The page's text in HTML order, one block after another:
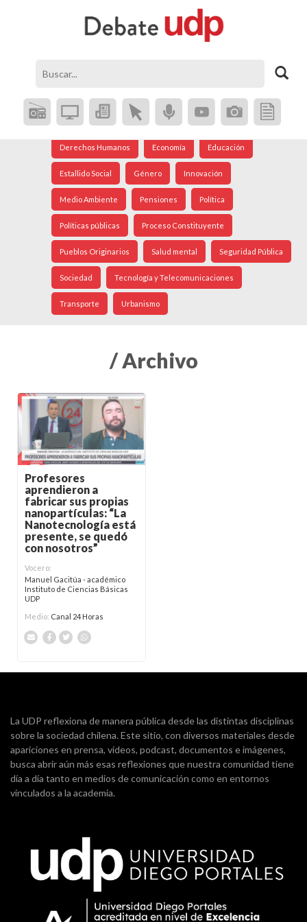
Coronavirus Crisis Social Democracia
Derechos Humanos Economía Educación
Estallido Social Género Innovación
Medio Ambiente Pensiones Política
Políticas públicas Proceso Constituyente
Pueblos Originarios Salud mental Seguridad Pública
Sociedad Tecnología y Telecomunicaciones
Transporte Urbanismo
/ Archivo
Profesores
aprendieron a
fabricar sus propias
nanopartículas: “La
Nanotecnología está
presente, se quedó
con nosotros”
Vocero:
Manuel Gacitúa - académico
Instituto de Ciencias Básicas
UDP
Medio: Canal 24 Horas
La UDP reflexiona de manera pública desde las distintas disciplinas
sobre la sociedad chilena. Este sitio, con diversos materiales desde
apariciones en prensa, videos, podcast, documentos e imágenes,
busca abrir aún más esas reflexiones que nuestra comunidad tiene
día a día tanto en medios de comunicación como en entornos
vinculados a la academia.